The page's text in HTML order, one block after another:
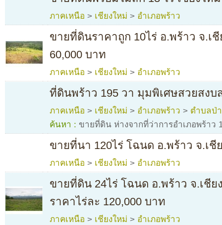
ภาคเหนือ > เชียงใหม่ > อำเภอพร้าว
ขายที่ดินราคาถูก 10ไร่ อ.พร้าว จ.เ
60,000 บาท
ภาคเหนือ > เชียงใหม่ > อำเภอพร้าว
ที่ดินพร้าว 195 วา มุมพิเศษสวยสงบ
ภาคเหนือ > เชียงใหม่ > อำเภอพร้าว > ตำบลป่
ค้นหา : ขายที่ดิน ห่างจากที่ว่าการอำเภอพร้าว
ขายที่นา 120ไร่ โฉนด อ.พร้าว จ.เชี
ภาคเหนือ > เชียงใหม่ > อำเภอพร้าว
ขายที่ดิน 24ไร่ โฉนด อ.พร้าว จ.เชี
ราคาไร่ละ 120,000 บาท
ภาคเหนือ > เชียงใหม่ > อำเภอพร้าว